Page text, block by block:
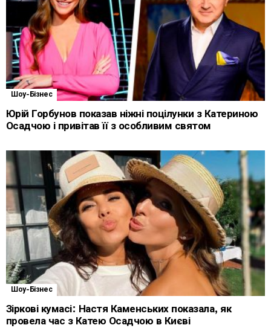
Шоу-Бізнес
Юрій Горбунов показав ніжні поцілунки з Катериною
Осадчою і привітав її з особливим святом
Шоу-Бізнес
Зіркові кумасі: Настя Каменських показала, як
провела час з Катею Осадчою в Києві